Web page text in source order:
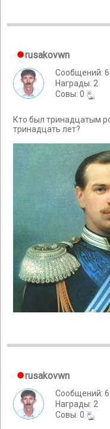
rusakovwn
Сообщений:
Награды: 2
Cовы: 0
Кто был тринадцатым
тринадцать лет?
rusakovwn
Сообщений:
Награды: 2
Cовы: 0